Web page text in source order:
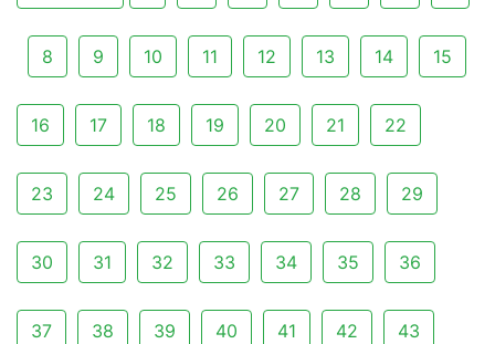
8 9 10 11 12 13 14 15
16 17 18 19 20 21 22
23 24 25 26 27 28 29
30 31 32 33 34 35 36
37 38 39 40 41 42 43